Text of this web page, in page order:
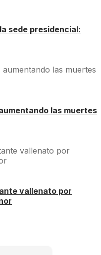
sede presidencial:
las muertes
vallenato por